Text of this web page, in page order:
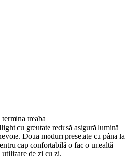
treaba
cu greutate redusă asigură lumină
Două moduri presetate cu până la
cap confortabilă o fac o unealtă
utilizare de zi cu zi.